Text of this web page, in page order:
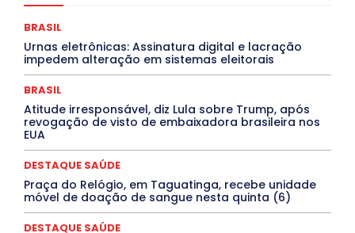
Congressuanas & Esplanadumas
Covid-19
Crônica Política Crônicas
CULTURA
Cultura e Tal
DANÇA Dengue
Denuncia
DESTAQUE BRASIL
DESTAQUE DF
DESTAQUE SAÚDE
DESTAQUES OUTROS
ELEIÇÕES
EMPREGO E OPORTUNIDADES
ENTORNO
Especial
Espírito Santo ESPORTE
ESTÁGIO
Febre Oropouche
FILMES
Goiás
INTELIGÊNCIA ARTIFICIAL
Jogos Online
JUDICIÁRIO LITERATURA
Maranhão
Marburg
Mato Grosso
Mato Grosso do Sul
MEIO AMBIENTE
Minas Gerais MOBILIDADE
MPOX
MÚSICA
O Plantonista
BRASIL
Urnas eletrônicas: Assinatura digital e lacração
impedem alteração em sistemas eleitorais
BRASIL
Atitude irresponsável, diz Lula sobre Trump, após
revogação de visto de embaixadora brasileira nos
EUA
DESTAQUE SAÚDE
Praça do Relógio, em Taguatinga, recebe unidade
móvel de doação de sangue nesta quinta (6)
DESTAQUE SAÚDE